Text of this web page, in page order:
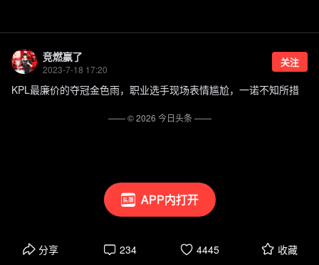
APP内打开
竞燃赢了
2023-7-18 17:20
关注
KPL最廉价的夺冠金色雨，职业选手现场表情尴尬，一诺不知所措
分享 234 4445 收藏
—— ©2026 今日头条——